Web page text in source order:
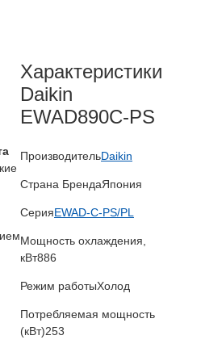
Характеристики
Daikin
EWAD890C-PS
ПроизводительDaikin
Страна БрендаЯпония
СерияEWAD-C-PS/PL
Мощность охлаждения,
кВт886
Режим работыХолод
Потребляемая мощность
(кВт)253